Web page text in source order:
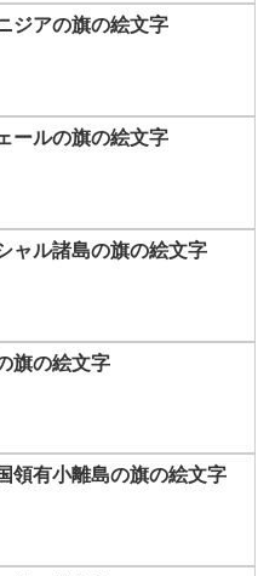
アの旗の絵文字
ルの旗の絵文字
ル諸島の旗の絵文字
の絵文字
有小離島の旗の絵文字